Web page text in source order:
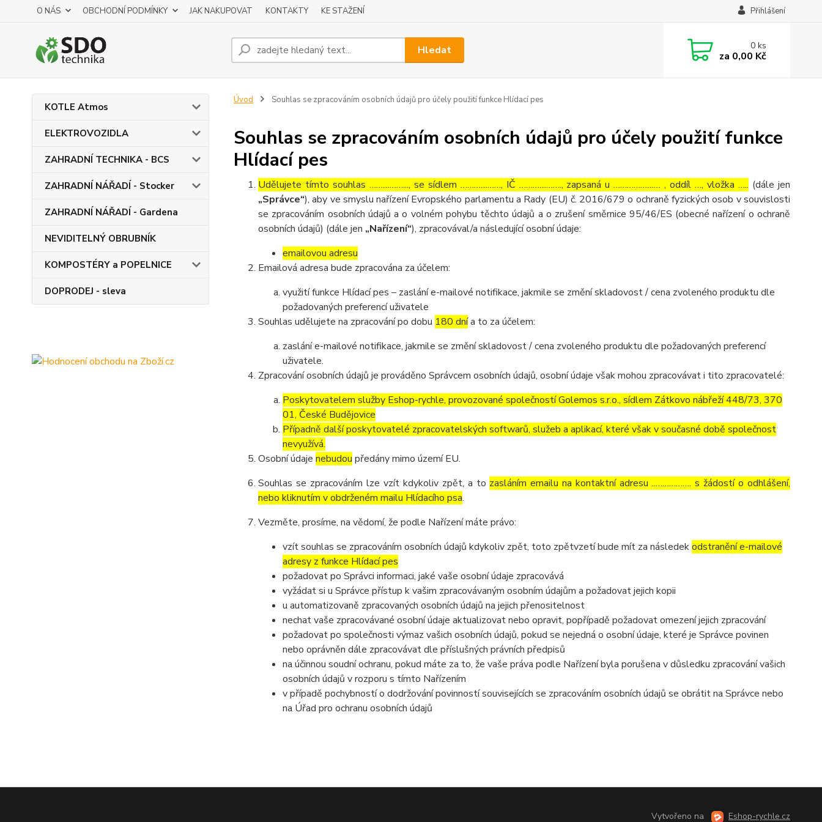
O NÁS OBCHODNÍ PODMÍNKY JAK NAKUPOVAT KONTAKTY KE STAŽENÍ Přihlášení
Hledat 0ks
za 0,00 Kč
KOTLE Atmos
ELEKTROVOZIDLA
ZAHRADNÍ TECHNIKA - BCS
ZAHRADNÍ NÁŘADÍ - Stocker
ZAHRADNÍ NÁŘADÍ - Gardena
NEVIDITELNÝ OBRUBNÍK
KOMPOSTÉRY a POPELNICE
DOPRODEJ - sleva
Úvod Souhlas se zpracováním osobních údajů pro účely použití funkce Hlídací pes
Souhlas se zpracováním osobních údajů pro účely použití funkce
Hlídací pes
Udělujete tímto souhlas ……………..., se sídlem ………………, IČ ………………., zapsaná u ………………… , oddíl …, vložka ….. (dále jen
„Správce“), aby ve smyslu nařízení Evropského parlamentu a Rady (EU) č. 2016/679 o ochraně fyzických osob v souvislosti
se zpracováním osobních údajů a o volném pohybu těchto údajů a o zrušení směrnice 95/46/ES (obecné nařízení o ochraně
osobních údajů) (dále jen „Nařízení“), zpracovával/a následující osobní údaje:
emailovou adresu
Emailová adresa bude zpracována za účelem:
využití funkce Hlídací pes – zaslání e-mailové notifikace, jakmile se změní skladovost / cena zvoleného produktu dle
požadovaných preferencí uživatele
Souhlas udělujete na zpracování po dobu 180 dnía to za účelem:
zaslání e-mailové notifikace, jakmile se změní skladovost / cena zvoleného produktu dle požadovaných preferencí
uživatele.
Zpracování osobních údajů je prováděno Správcem osobních údajů, osobní údaje však mohou zpracovávat i tito zpracovatelé:
Poskytovatelem služby Eshop-rychle, provozované společností Golemos s.r.o., sídlem Zátkovo nábřeží 448/73, 370
01, České Budějovice
Případně další poskytovatelé zpracovatelských softwarů, služeb a aplikací, které však v současné době společnost
nevyužívá.
Osobní údaje nebudou předány mimo území EU.
Souhlas se zpracováním lze vzít kdykoliv zpět, a to zasláním emailu na kontaktní adresu ..……………. s žádostí o odhlášení,
nebo kliknutím v obdrženém mailu Hlídacího psa.
Vezměte, prosíme, na vědomí, že podle Nařízení máte právo:
vzít souhlas se zpracováním osobních údajů kdykoliv zpět, toto zpětvzetí bude mít za následekodstranění e-mailové
adresy z funkce Hlídací pes
požadovat po Správci informaci, jaké vaše osobní údaje zpracovává
vyžádat si u Správce přístup k vašim zpracovávaným osobním údajům a požadovat jejich kopii
u automatizovaně zpracovaných osobních údajů na jejich přenositelnost
nechat vaše zpracovávané osobní údaje aktualizovat nebo opravit, popřípadě požadovat omezení jejich zpracování
požadovat po společnosti výmaz vašich osobních údajů, pokud se nejedná o osobní údaje, které je Správce povinen
nebo oprávněn dále zpracovávat dle příslušných právních předpisů
na účinnou soudní ochranu, pokud máte za to, že vaše práva podle Nařízení byla porušena v důsledku zpracování vašich
osobních údajů v rozporu s tímto Nařízením
v případě pochybností o dodržování povinností souvisejících se zpracováním osobních údajů se obrátit na Správce nebo
na Úřad pro ochranu osobních údajů
Vytvořeno na Eshop-rychle.cz